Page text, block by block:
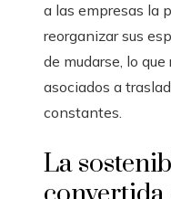
a las empresas la
reorganizar sus
de mudarse, lo
asociados a
constantes.
La